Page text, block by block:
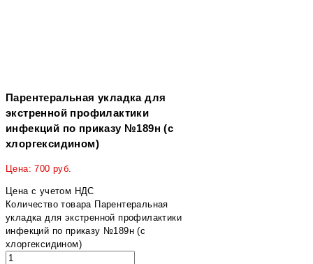
Парентеральная укладка для
экстренной профилактики
инфекций по приказу №189н (с
хлоргексидином)
Цена:700 руб.
Цена с учетом НДС
Количество товара Парентеральная
укладка для экстренной профилактики
инфекций по приказу №189н (с
хлоргексидином)